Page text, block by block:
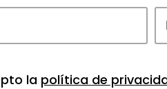
innovación en los
la política de